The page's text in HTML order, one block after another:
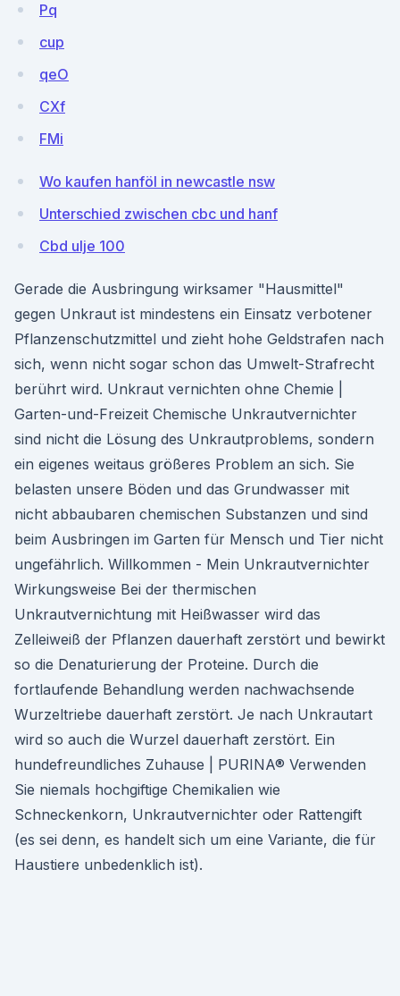
Pq
cup
qeO
CXf
FMi
Wo kaufen hanföl in newcastle nsw
Unterschied zwischen cbc und hanf
Cbd ulje 100
Gerade die Ausbringung wirksamer "Hausmittel"
gegen Unkraut ist mindestens ein Einsatz verbotener
Pflanzenschutzmittel und zieht hohe Geldstrafen nach
sich, wenn nicht sogar schon das Umwelt-Strafrecht
berührt wird. Unkraut vernichten ohne Chemie |
Garten-und-Freizeit Chemische Unkrautvernichter
sind nicht die Lösung des Unkrautproblems, sondern
ein eigenes weitaus größeres Problem an sich. Sie
belasten unsere Böden und das Grundwasser mit
nicht abbaubaren chemischen Substanzen und sind
beim Ausbringen im Garten für Mensch und Tier nicht
ungefährlich. Willkommen - Mein Unkrautvernichter
Wirkungsweise Bei der thermischen
Unkrautvernichtung mit Heißwasser wird das
Zelleiweiß der Pflanzen dauerhaft zerstört und bewirkt
so die Denaturierung der Proteine. Durch die
fortlaufende Behandlung werden nachwachsende
Wurzeltriebe dauerhaft zerstört. Je nach Unkrautart
wird so auch die Wurzel dauerhaft zerstört. Ein
hundefreundliches Zuhause | PURINA® Verwenden
Sie niemals hochgiftige Chemikalien wie
Schneckenkorn, Unkrautvernichter oder Rattengift
(es sei denn, es handelt sich um eine Variante, die für
Haustiere unbedenklich ist).